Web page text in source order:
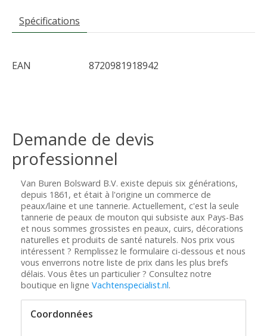
Spécifications
EAN 8720981918942
Demande de devis
professionnel
Van Buren Bolsward B.V. existe depuis six générations,
depuis 1861, et était à l'origine un commerce de
peaux/laine et une tannerie. Actuellement, c'est la seule
tannerie de peaux de mouton qui subsiste aux Pays-Bas
et nous sommes grossistes en peaux, cuirs, décorations
naturelles et produits de santé naturels. Nos prix vous
intéressent ? Remplissez le formulaire ci-dessous et nous
vous enverrons notre liste de prix dans les plus brefs
délais. Vous êtes un particulier ? Consultez notre
boutique en ligne Vachtenspecialist.nl.
Coordonnées